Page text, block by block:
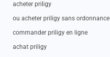
acheter priligy
ou acheter priligy sans ordonnance
commander priligy en ligne
achat priligy